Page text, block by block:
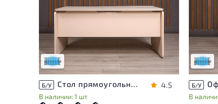
Состояние товара приближено к новому,
могут присутствовать незначительные
следы эксплуатации
Низкая степень износа
Б/У Стол прямоугольный Accord ДСП Дуб Россия
В наличии: 1 шт
4.5
могут
следы
Низкая
Б/У
В